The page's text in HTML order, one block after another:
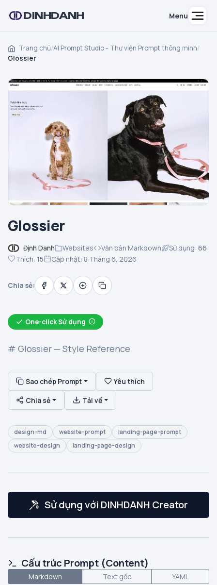
DINHDANH Menu
Trang chủ/AI Prompt Studio - Thư viện Prompt thông minh/
Glossier
Glossier
Định Danh Websites Văn bản Markdown Sử dụng: 66
Thích: 15 Cập nhật: 8 Tháng 6, 2026
Chia sẻ:
One-click Sử dụng
# Glossier — Style Reference
Sao chép Prompt Yêu thích
Chia sẻ Tải về
design-md website-prompt
landing-page-prompt
website-design
landing-page-design
Sử dụng với DINHDANH Creator
Cấu trúc Prompt (Content)
Markdown Text gốc YAML